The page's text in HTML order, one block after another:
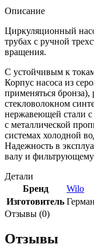
Описание
Циркуляционный
трубах с ручной
вращения.
С устойчивым к
Корпус насоса из
применяться бронза),
стекловолокном
нержавеющей стали
с металлической
системах холодной
Надежность в
валу и фильтрующему
Детали
Бренд
Wilo
Изготовитель
Отзывы (0)
Отзывы